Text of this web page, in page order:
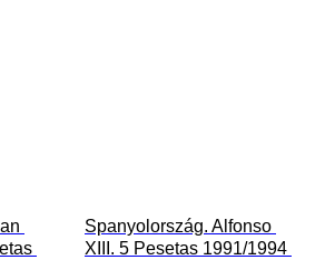
Spanyolország. Alfonso
XIII. 5 Pesetas 1991/1994